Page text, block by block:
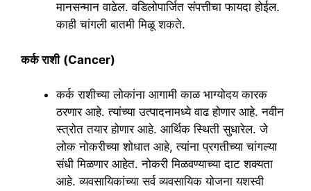
मानसन्मान वाढेल. वडिलोपार्जित संपत्तीचा फायदा होईल.
काही चांगली बातमी मिळू शकते.
कर्क राशी (Cancer)
कर्क राशीच्या लोकांना आगामी काळ भाग्योदय कारक
ठरणार आहे. त्यांच्या उत्पादनामध्ये वाढ होणार आहे. नवीन
स्त्रोत तयार होणार आहे. आर्थिक स्थिती सुधारेल. जे
लोक नोकरीच्या शोधात आहे, त्यांना प्रगतीच्या चांगल्या
संधी मिळणार आहेत. नोकरी मिळवण्याच्या दाट शक्यता
आहे. व्यवसायिकांच्या सर्व व्यवसायिक योजना यशस्वी